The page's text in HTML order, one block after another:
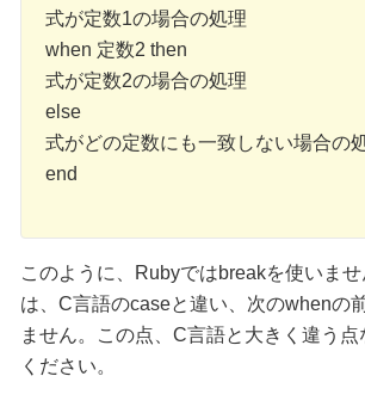
式が定数1の場合の処理
when 定数2 then
式が定数2の場合の処理
else
式がどの定数にも一致しない場合の
end
このように、Rubyではbreakを使いま
は、C言語のcaseと違い、次のwhenの
ません。この点、C言語と大きく違う点
ください。